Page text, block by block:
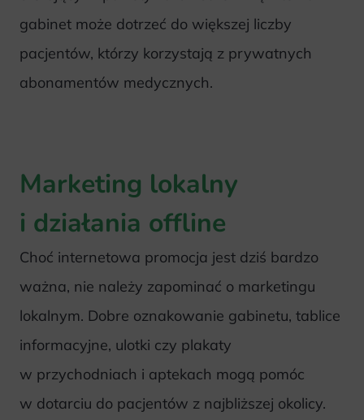
gabinet może dotrzeć do większej liczby
pacjentów, którzy korzystają z prywatnych
abonamentów medycznych.
Marketing lokalny
i działania offline
Choć internetowa promocja jest dziś bardzo
ważna, nie należy zapominać o marketingu
lokalnym. Dobre oznakowanie gabinetu, tablice
informacyjne, ulotki czy plakaty
w przychodniach i aptekach mogą pomóc
w dotarciu do pacjentów z najbliższej okolicy.